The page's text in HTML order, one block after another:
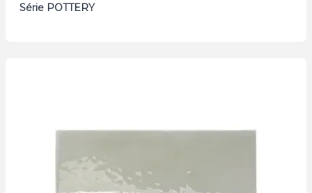
Série POTTERY